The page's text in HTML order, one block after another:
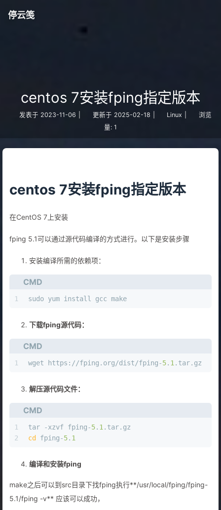
停云笺
centos 7安装fping指定版本
发表于 2023-11-06 更新于 2025-02-18 Linux
浏览
量: 1
centos 7安装fping指定版本
在CentOS 7上安装
fping 5.1可以通过源代码编译的方式进行。以下是安装步骤
安装编译所需的依赖项：
CMD
1 sudo yum install gcc make
下载fping源代码：
CMD
1 wget https://fping.org/dist/fping-5. 1 .tar.gz
解压源代码文件：
CMD
1
2
tar -xzvf fping-5. 1.tar.gz
cd
fping-5. 1
编译和安装fping
make之后可以到src目录下找fping执行**/usr/local/fping/fping-
5.1/fping -v** 应该可以成功，